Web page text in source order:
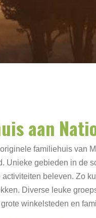
aan
familiehuis van
Unieke gebieden in de
beleven. Zo
Diverse leuke
winkelsteden en